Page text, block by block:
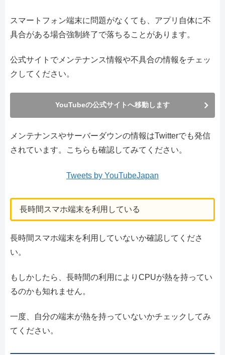
スマートフォン端末に問題がなくても、アプリ自体に不
具合がある場合強制終了で落ちることがあります。
公式サイトでメンテナンス情報や不具合の情報をチェッ
クしてください。
YouTubeの公式サイトへ移動します
メンテナンスやサーバーダウンの情報はTwitterでも発信
されています。こちらも確認してみてください。
Tweets by YouTubeJapan
長時間スマホ端末を利用している
長時間スマホ端末を利用していないか確認してくださ
い。
もしかしたら、長時間の利用によりCPUが熱を持ってい
るのかも知れません。
一度、自分の端末が熱を持っていないかチェックしてみ
てください。